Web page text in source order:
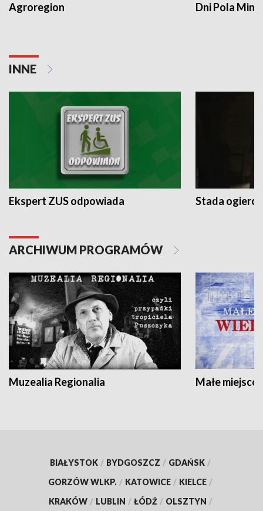
Agroregion Dni Pola
INNE
Ekspert ZUS odpowiada Stada
ARCHIWUM PROGRAMÓW
Muzealia Regionalia Małe
BIAŁYSTOK / BYDGOSZCZ / GDAŃSK /
GORZÓW WLKP. / KATOWICE / KIELCE /
KRAKÓW / LUBLIN / ŁÓDŹ / OLSZTYN /